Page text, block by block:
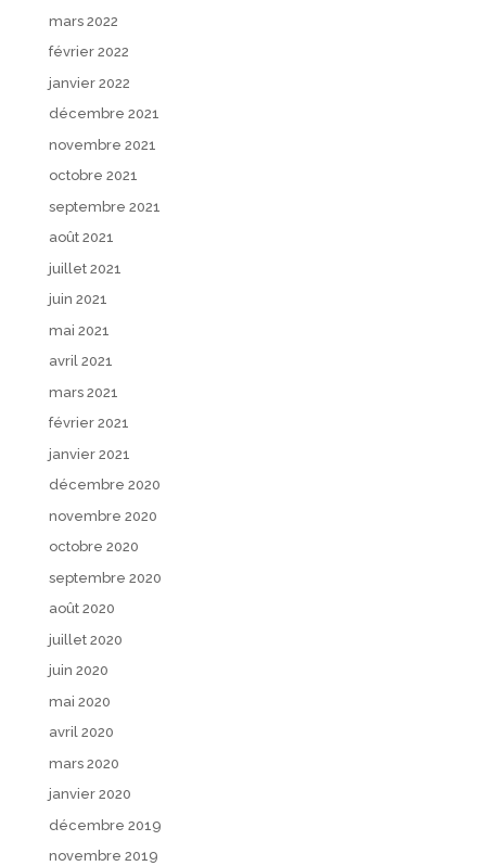
mars 2022
février 2022
janvier 2022
décembre 2021
novembre 2021
octobre 2021
septembre 2021
août 2021
juillet 2021
juin 2021
mai 2021
avril 2021
mars 2021
février 2021
janvier 2021
décembre 2020
novembre 2020
octobre 2020
septembre 2020
août 2020
juillet 2020
juin 2020
mai 2020
avril 2020
mars 2020
janvier 2020
décembre 2019
novembre 2019